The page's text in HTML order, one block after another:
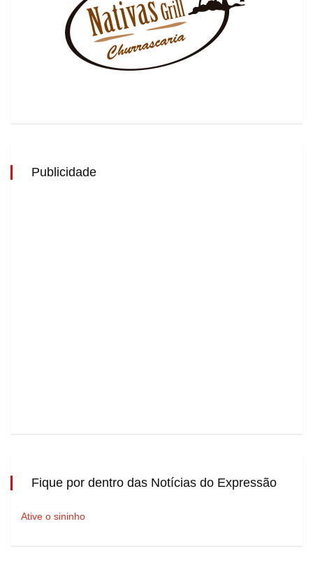
Publicidade
Fique por dentro das Notícias do Expressão
Ative o sininho